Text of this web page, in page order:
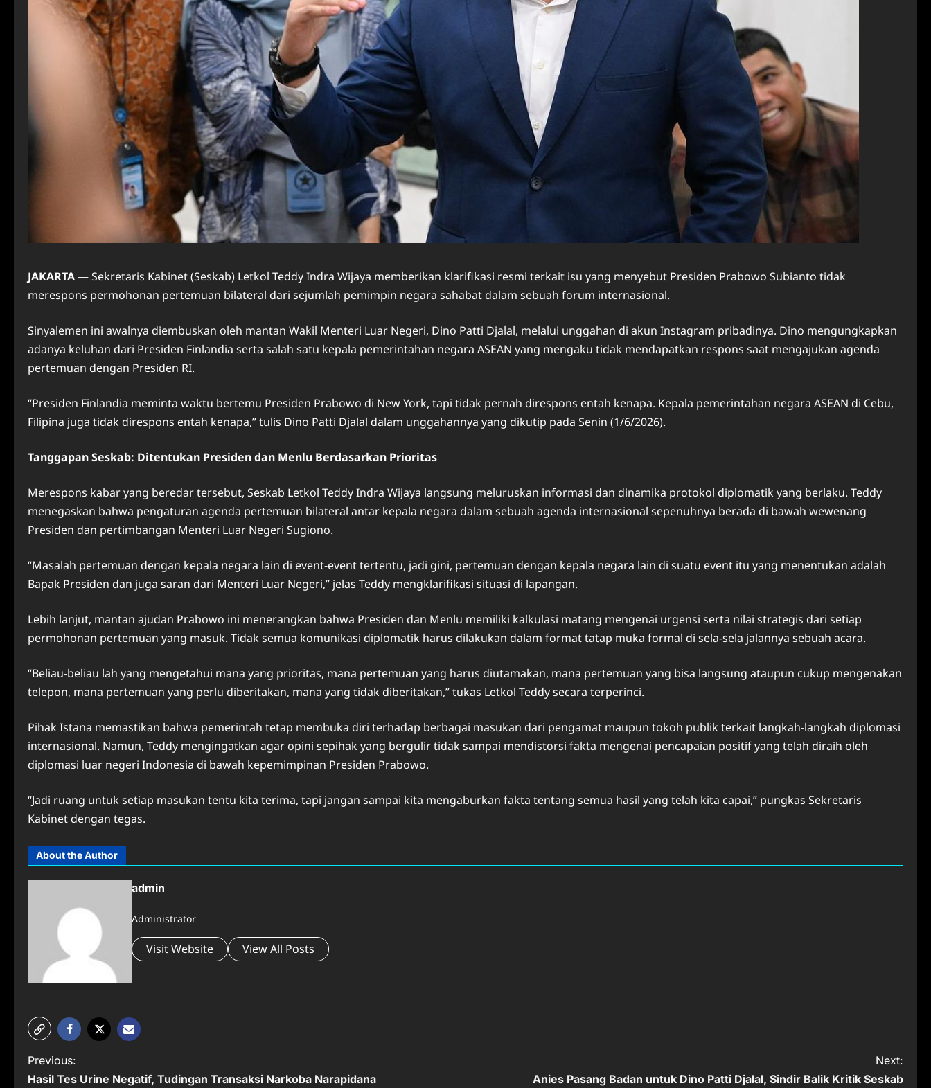
JAKARTA— Sekretaris Kabinet (Seskab) Letkol Teddy Indra Wijaya memberikan klarifikasi resmi terkait isu yang menyebut Presiden Prabowo Subianto tidak
merespons permohonan pertemuan bilateral dari sejumlah pemimpin negara sahabat dalam sebuah forum internasional.
Sinyalemen ini awalnya diembuskan oleh mantan Wakil Menteri Luar Negeri, Dino Patti Djalal, melalui unggahan di akun Instagram pribadinya. Dino mengungkapkan
adanya keluhan dari Presiden Finlandia serta salah satu kepala pemerintahan negara ASEAN yang mengaku tidak mendapatkan respons saat mengajukan agenda
pertemuan dengan Presiden RI.
“Presiden Finlandia meminta waktu bertemu Presiden Prabowo di New York, tapi tidak pernah direspons entah kenapa. Kepala pemerintahan negara ASEAN di Cebu,
Filipina juga tidak direspons entah kenapa,” tulis Dino Patti Djalal dalam unggahannya yang dikutip pada Senin (1/6/2026).
Tanggapan Seskab: Ditentukan Presiden dan Menlu Berdasarkan Prioritas
Merespons kabar yang beredar tersebut, Seskab Letkol Teddy Indra Wijaya langsung meluruskan informasi dan dinamika protokol diplomatik yang berlaku. Teddy
menegaskan bahwa pengaturan agenda pertemuan bilateral antar kepala negara dalam sebuah agenda internasional sepenuhnya berada di bawah wewenang
Presiden dan pertimbangan Menteri Luar Negeri Sugiono.
“Masalah pertemuan dengan kepala negara lain di event-event tertentu, jadi gini, pertemuan dengan kepala negara lain di suatu event itu yang menentukan adalah
Bapak Presiden dan juga saran dari Menteri Luar Negeri,” jelas Teddy mengklarifikasi situasi di lapangan.
Lebih lanjut, mantan ajudan Prabowo ini menerangkan bahwa Presiden dan Menlu memiliki kalkulasi matang mengenai urgensi serta nilai strategis dari setiap
permohonan pertemuan yang masuk. Tidak semua komunikasi diplomatik harus dilakukan dalam format tatap muka formal di sela-sela jalannya sebuah acara.
“Beliau-beliau lah yang mengetahui mana yang prioritas, mana pertemuan yang harus diutamakan, mana pertemuan yang bisa langsung ataupun cukup mengenakan
telepon, mana pertemuan yang perlu diberitakan, mana yang tidak diberitakan,” tukas Letkol Teddy secara terperinci.
Pihak Istana memastikan bahwa pemerintah tetap membuka diri terhadap berbagai masukan dari pengamat maupun tokoh publik terkait langkah-langkah diplomasi
internasional. Namun, Teddy mengingatkan agar opini sepihak yang bergulir tidak sampai mendistorsi fakta mengenai pencapaian positif yang telah diraih oleh
diplomasi luar negeri Indonesia di bawah kepemimpinan Presiden Prabowo.
“Jadi ruang untuk setiap masukan tentu kita terima, tapi jangan sampai kita mengaburkan fakta tentang semua hasil yang telah kita capai,” pungkas Sekretaris
Kabinet dengan tegas.
About the Author
admin
Administrator
Visit Website View All Posts
P
Previous:
Hasil Tes Urine Negatif, Tudingan Transaksi Narkoba Narapidana
Next:
Anies Pasang Badan untuk Dino Patti Djalal, Sindir Balik Kritik Seskab